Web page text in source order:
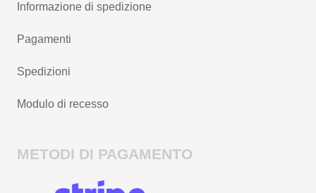
Informazione di spedizione
Pagamenti
Spedizioni
Modulo di recesso
METODI DI PAGAMENTO